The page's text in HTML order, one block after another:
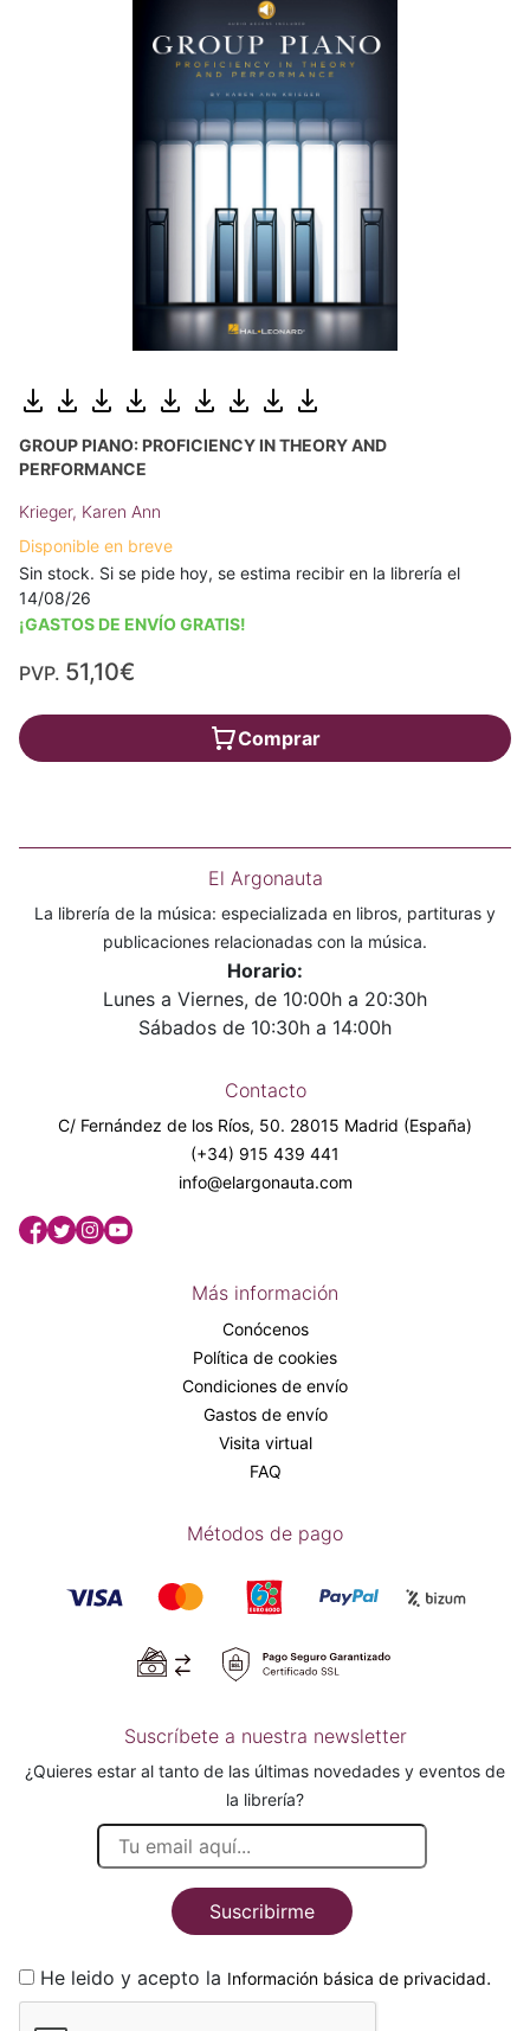
GROUP PIANO: PROFICIENCY IN THEORY AND
PERFORMANCE
Krieger, Karen Ann
Disponible en breve
Sin stock. Si se pide hoy, se estima recibir en la librería el
14/08/26
¡GASTOS DE ENVÍO GRATIS!
PVP. 51,10€
Comprar
El Argonauta
La librería de la música: especializada en libros, partituras y
publicaciones relacionadas con la música.
Horario:
Lunes a Viernes, de 10:00h a 20:30h
Sábados de 10:30h a 14:00h
Contacto
C/ Fernández de los Ríos, 50. 28015 Madrid (España)
(+34) 915 439 441
info@elargonauta.com
Más información
Conócenos
Política de cookies
Condiciones de envío
Gastos de envío
Visita virtual
FAQ
Métodos de pago
Suscríbete a nuestra newsletter
¿Quieres estar al tanto de las últimas novedades y eventos de
la librería?
Suscribirme
He leido y acepto la Información básica de privacidad.